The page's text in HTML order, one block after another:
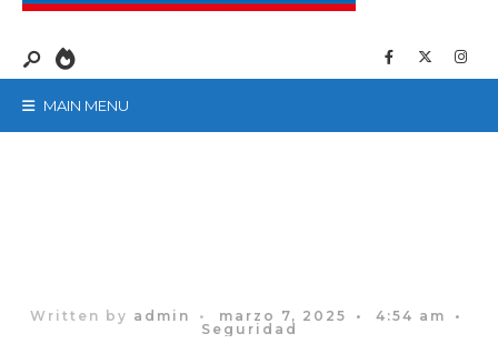
MAIN MENU
Written by admin • marzo 7, 2025 • 4:54 am
•
Seguridad